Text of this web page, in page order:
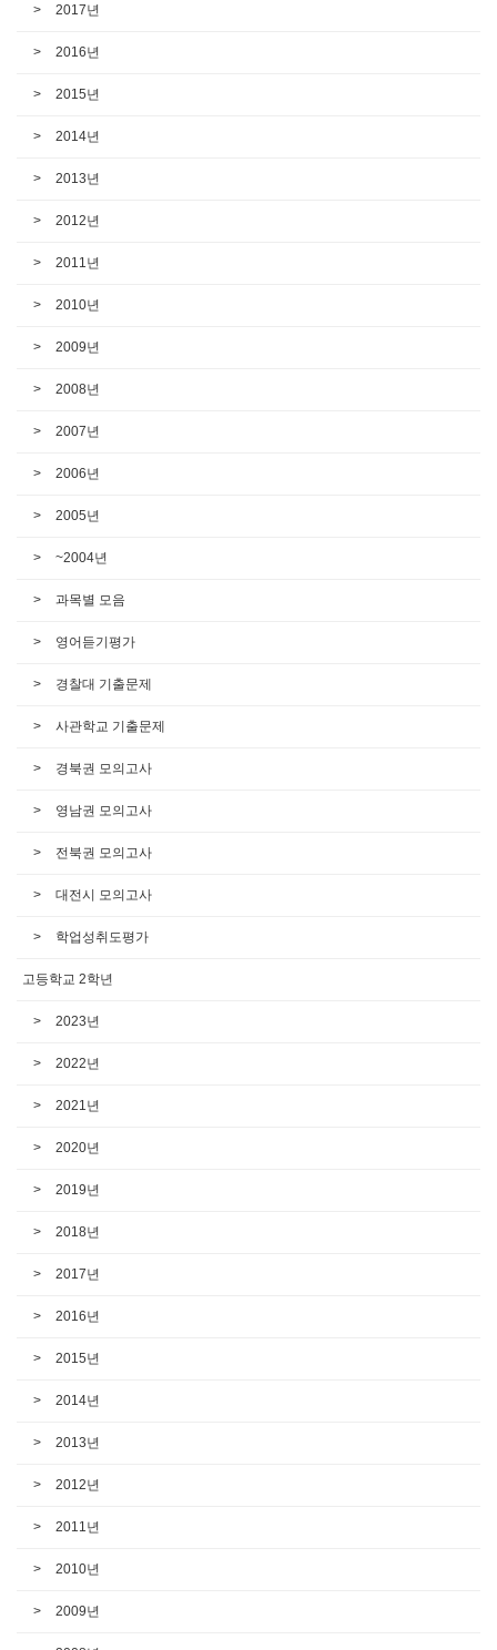
2017년
2016년
2015년
2014년
2013년
2012년
2011년
2010년
2009년
2008년
2007년
2006년
2005년
~2004년
과목별 모음
영어듣기평가
경찰대 기출문제
사관학교 기출문제
경북권 모의고사
영남권 모의고사
전북권 모의고사
대전시 모의고사
학업성취도평가
고등학교 2학년
2023년
2022년
2021년
2020년
2019년
2018년
2017년
2016년
2015년
2014년
2013년
2012년
2011년
2010년
2009년